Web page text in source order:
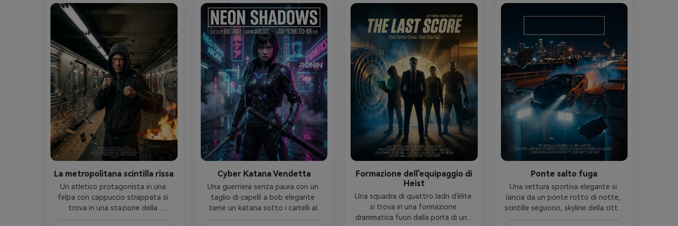
tutto il corpo, layout poster di film
d'azione con forte leggibilità della
silhouette, spazio negativo in alto
per il titolo, blocco di fatturazione
in basso, girato su Sony A7S III,
obiettivo da 24 mm, alto realismo,
dettagli nitidi e grano
cinematografico-AR 4:5
pronta per poster con spazio pulito
sopra, area di crediti sotto, girato
come fotografia cinematografica
fotorealistica, texture ultra-
dettagliate, alta chiarezza, azione
fantascientifica epica stile one-
sheet-AR 4:5
fatturazione, scattato su Canon R3,
obiettivo da 200 mm, dettagli
fotorealistici, particelle di neve
nitide e texture realistica della
pelle-AR 4:5
sotto, girato come fotografia
dettagli nitidi su bolle e
attrezzature, drammatica caduta di
illuminazione, obiettivo da 85 mm,
profondità di campo bassa-AR 4:5
La metropolitana scintilla rissa
Un atletico protagonista in una
felpa con cappuccio strappata si
trova in una stazione della
metropolitana ricoperta di graffiti
Cyber Katana Vendetta
Una guerriera senza paura con un
taglio di capelli a bob elegante
tiene un katana sotto i cartelli al
neon nel futuristico Tokyo, pioggia
Formazione dell'equipaggio di
Heist
Una squadra di quattro ladri d'élite
si trova in una formazione
drammatica fuori dalla porta di una
Ponte salto fuga
Una vettura sportiva elegante si
lancia da un ponte rotto di notte,
scintille seguono, skyline della città
sfocato dietro, conducente visibile